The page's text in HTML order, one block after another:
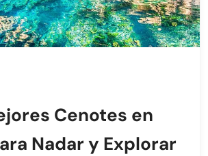
Cenotes en
Nadar y Explorar